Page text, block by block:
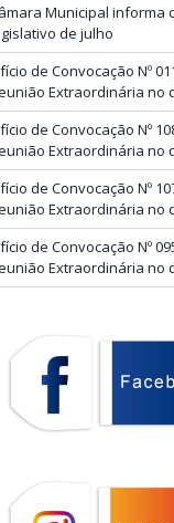
Municipal informa
de julho
de Convocação Nº
Extraordinária no
de Convocação Nº
Extraordinária no
de Convocação Nº
Extraordinária no
de Convocação Nº
Extraordinária no